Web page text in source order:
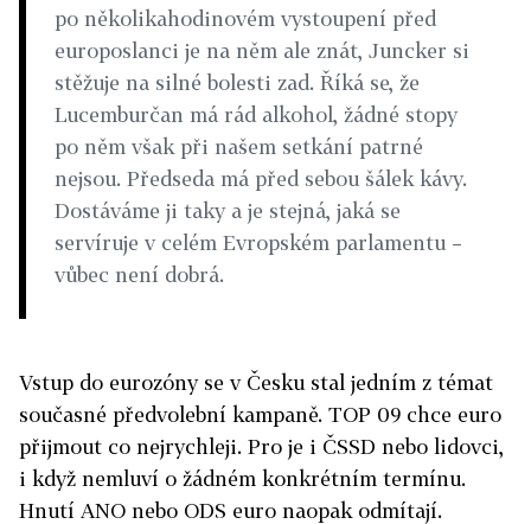
po několikahodinovém vystoupení před
europoslanci je na něm ale znát, Juncker si
stěžuje na silné bolesti zad. Říká se, že
Lucemburčan má rád alkohol, žádné stopy
po něm však při našem setkání patrné
nejsou. Předseda má před sebou šálek kávy.
Dostáváme ji taky a je stejná, jaká se
servíruje v celém Evropském parlamentu –
vůbec není dobrá.
Vstup do eurozóny se v Česku stal jedním z témat
současné předvolební kampaně. TOP 09 chce euro
přijmout co nejrychleji. Pro je i ČSSD nebo lidovci,
i když nemluví o žádném konkrétním termínu.
Hnutí ANO nebo ODS euro naopak odmítají.